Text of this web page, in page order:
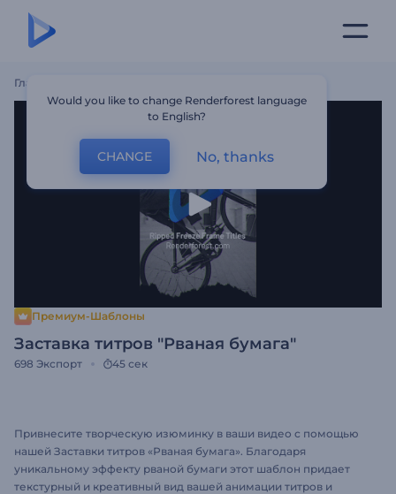
Главная
Премиум-Шаблоны
Заставка титров "Рваная бумага"
698 Экспорт 45 сек
Привнесите творческую изюминку в ваши видео с помощью
нашей Заставки титров «Рваная бумага». Благодаря
уникальному эффекту рваной бумаги этот шаблон придает
текстурный и креативный вид вашей анимации титров и
Would you like to change Renderforest language
to English?
CHANGE No, thanks